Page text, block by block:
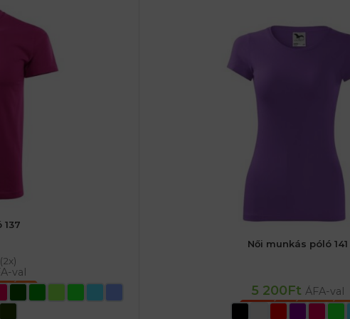
137
(2x)
val
Női munkás póló 141
5 200Ft ÁFA-val
OPCIÓK VÁLASZTÁSA